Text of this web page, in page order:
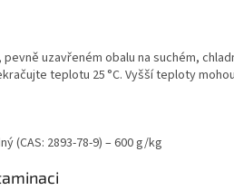
uzavřeném obalu na suchém,
teplotu 25 °C. Vyšší teploty
(CAS: 2893-78-9) – 600 g/kg